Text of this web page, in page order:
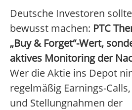
Deutsche Investoren
bewusst machen: PTC
„Buy & Forget“-Wert,
aktives Monitoring der
Wer die Aktie ins Depot
regelmäßig Earnings-
und Stellungnahmen der